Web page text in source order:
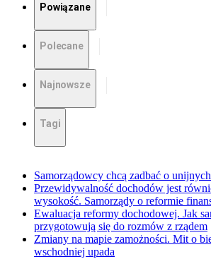
Powiązane
Polecane
Najnowsze
Tagi
Samorządowcy chcą zadbać o
Przewidywalność dochodów jest
wysokość. Samorządy o reformie
Ewaluacja reformy dochodowej. Jak
przygotowują się do rozmów z rządem
Zmiany na mapie zamożności. Mit o
wschodniej upada